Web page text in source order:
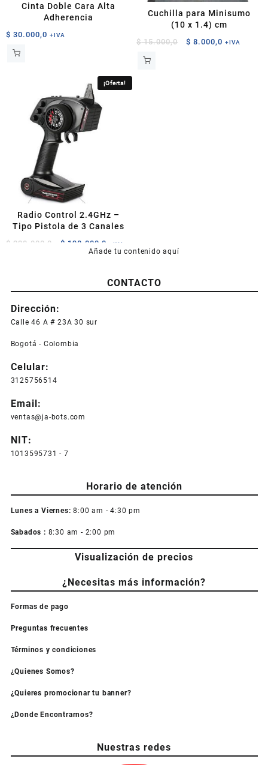
Cinta Doble Cara Alta
Adherencia
$ 30.000,0 +IVA
Cuchilla para Minisumo
(10 x 1.4) cm
$15.000,0
El
$ 8.000,0 El
+IVA
¡Oferta!
Radio Control 2.4GHz –
Tipo Pistola de 3 Canales
$ 220.000,0
El
$ 220.000,0.
$ 198.000,0
precio
es:
$ 198.000,0.
+IVA
Añade tu contenido aquí
CONTACTO
Dirección:
Calle 46 A # 23A 30 sur
Bogotá - Colombia
Celular:
3125756514
Email:
ventas@ja-bots.com
NIT:
1013595731 - 7
Horario de atención
Lunes a Viernes: 8:00 am - 4:30 pm
Sabados : 8:30 am - 2:00 pm
Visualización de precios
¿Necesitas más información?
Formas de pago
Preguntas frecuentes
Términos y condiciones
¿Quienes Somos?
¿Quieres promocionar tu banner?
¿Donde Encontrarnos?
Nuestras redes